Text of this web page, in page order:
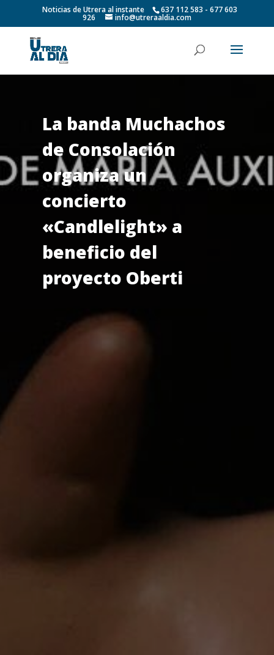
Noticias de Utrera al instante 637 112 583 - 677 603
926 info@utreraaldia.com
La banda Muchachos
de Consolación
organiza un
concierto
«Candlelight» a
beneficio del
proyecto Oberti